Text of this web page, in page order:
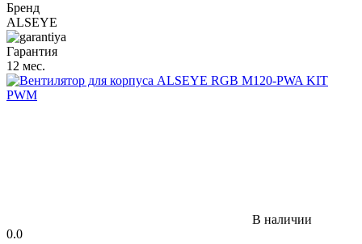
Бренд
ALSEYE
Гарантия
12 мес.
В наличии
0.0